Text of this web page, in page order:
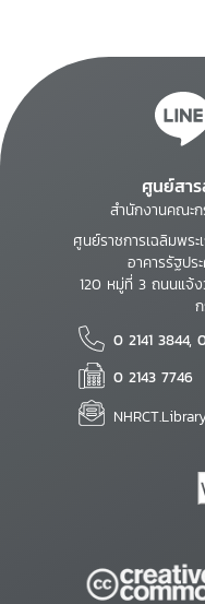
ศูนย์สา
สำนักงานคณะ
ศูนย์ราชการเฉลิมพร
อาคารรัฐป
120 หมู่ที่ 3 ถนนแจ้
0 2141 3844,
0 2143 7746